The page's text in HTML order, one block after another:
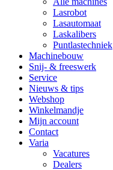
Lasrobot
Lasautomaat
Laskalibers
Puntlastechniek
Machinebouw
Snij- & freeswerk
Service
Nieuws & tips
Webshop
Winkelmandje
Mijn account
Contact
Varia
Vacatures
Dealers